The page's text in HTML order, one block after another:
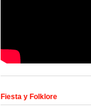
Fiesta y Folklore